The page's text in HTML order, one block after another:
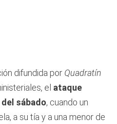
difundida por Quadratín
el ataque
sábado, cuando un
a su tía y a una menor de